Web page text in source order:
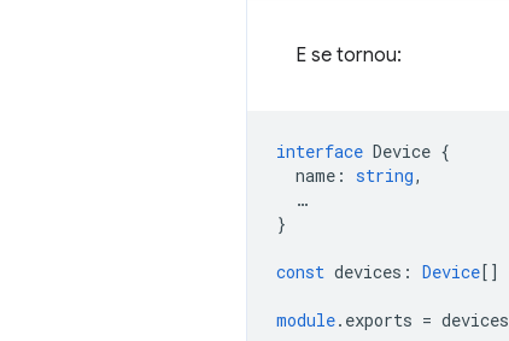
E se tornou:
interface Device {
name : string,
…
}
const devices : Device[]
module.exports = devices